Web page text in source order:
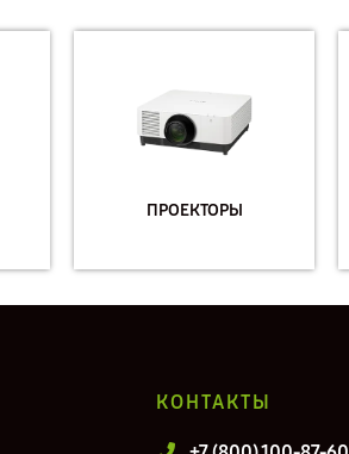
ПРОЕКТОРЫ
КОНТАКТЫ